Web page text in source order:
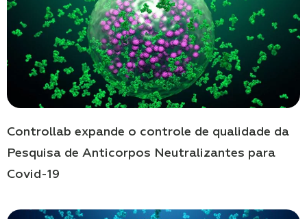
Controllab expande o controle de qualidade da
Pesquisa de Anticorpos Neutralizantes para
Covid-19